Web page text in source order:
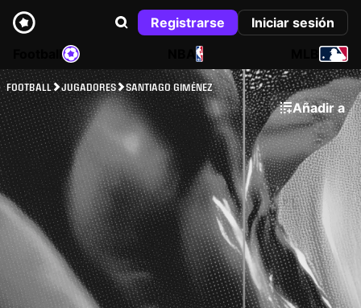
Registrarse
Iniciar sesión
NBA
FOOTBALL JUGADORES SANTIAGO GIMÉNEZ
Añadir a